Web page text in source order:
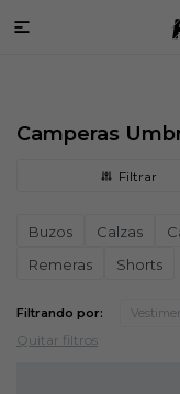

Camperas
Buzos Calzas
Remeras
Shorts
Filtrando por:
Quitar filtros